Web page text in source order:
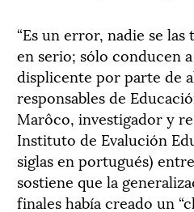
“Es un error, nadie se
en serio; sólo conducen
displicente por parte de
responsables de
Marôco, investigador y
Instituto de Evalución
siglas en portugués)
sostiene que la
finales había creado un